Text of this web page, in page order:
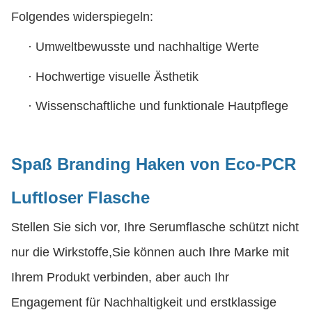
Folgendes widerspiegeln:
· Umweltbewusste und nachhaltige Werte
· Hochwertige visuelle Ästhetik
· Wissenschaftliche und funktionale Hautpflege
Spaß Branding Haken von Eco-PCR
Luftloser Flasche
Stellen Sie sich vor, Ihre Serumflasche schützt nicht
nur die Wirkstoffe,Sie können auch Ihre Marke mit
Ihrem Produkt verbinden, aber auch Ihr
Engagement für Nachhaltigkeit und erstklassige